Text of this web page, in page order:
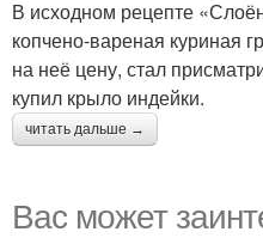
В исходном рецепте
копчено-вареная куриная
на неё цену, стал
купил крыло индейки.
читать дальше →
Вас может